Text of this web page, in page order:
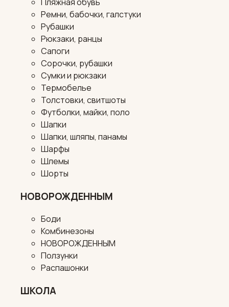
Ремни, бабочки, галстуки
Рубашки
Рюкзаки, ранцы
Сапоги
Сорочки, рубашки
Сумки и рюкзаки
Термобелье
Толстовки, свитшоты
Футболки, майки, поло
Шапки
Шапки, шляпы, панамы
Шарфы
Шлемы
Шорты
НОВОРОЖДЕННЫМ
Боди
Комбинезоны
НОВОРОЖДЕННЫМ
Ползунки
Распашонки
ШКОЛА